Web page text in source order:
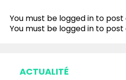
You must be logged in to
You must be logged in to post
ACTUALITÉ